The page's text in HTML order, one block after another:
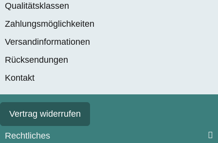
Qualitätsklassen
Zahlungsmöglichkeiten
Versandinformationen
Rücksendungen
Kontakt
Vertrag widerrufen
Rechtliches